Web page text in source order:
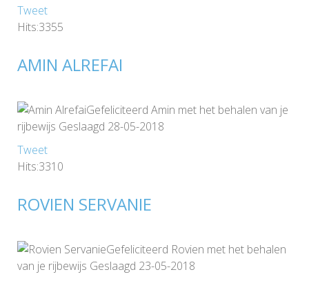
Tweet
Hits:3355
AMIN ALREFAI
Gefeliciteerd Amin met het behalen van je
rijbewijs Geslaagd 28-05-2018
Tweet
Hits:3310
ROVIEN SERVANIE
Gefeliciteerd Rovien met het behalen
van je rijbewijs Geslaagd 23-05-2018